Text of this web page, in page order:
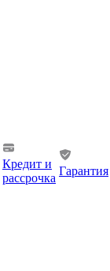
Кредит и
рассрочка
Гарантия